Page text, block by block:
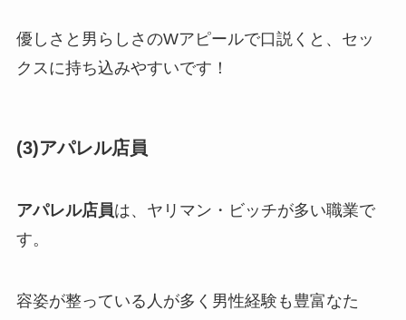
優しさと男らしさのWアピールで口説くと、セッ
クスに持ち込みやすいです！
(3)アパレル店員
アパレル店員は、ヤリマン・ビッチが多い職業で
す。
容姿が整っている人が多く男性経験も豊富なた